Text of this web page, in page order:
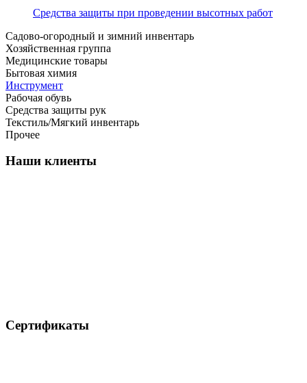
Средства защиты при проведении высотных работ
Садово-огородный и зимний инвентарь
Хозяйственная группа
Медицинские товары
Бытовая химия
Инструмент
Рабочая обувь
Средства защиты рук
Текстиль/Мягкий инвентарь
Прочее
Наши клиенты
Сертификаты